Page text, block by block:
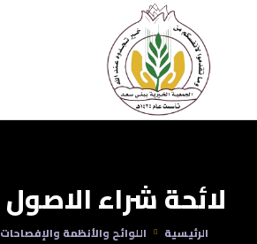
لائحة شراء الاصول
الرئيسية اللوائح والأنظمة والإفصاحات